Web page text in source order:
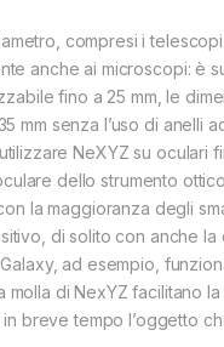
compresi i telescopi
anche ai microscopi: è
fino a 25 mm, le
senza l’uso di anelli
NeXYZ su oculari
dello strumento
la maggioranza degli
di solito con anche
ad esempio,
di NexYZ facilitano
tempo l’oggetto